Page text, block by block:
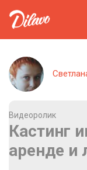
Видеоролик
Кастинг
аренде и